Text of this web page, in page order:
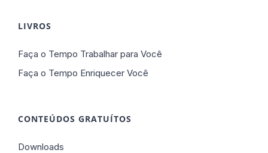
LIVROS
Faça o Tempo Trabalhar para Você
Faça o Tempo Enriquecer Você
CONTEÚDOS GRATUÍTOS
Downloads